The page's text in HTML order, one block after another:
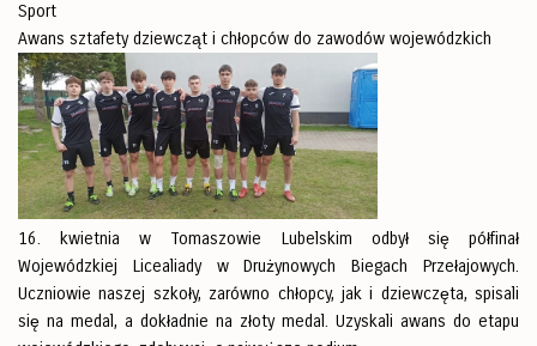
Sport
Awans sztafety dziewcząt i chłopców do zawodów wojewódzkich
16. kwietnia w Tomaszowie Lubelskim odbył się półfinał
Wojewódzkiej Licealiady w Drużynowych Biegach Przełajowych.
Uczniowie naszej szkoły, zarówno chłopcy, jak i dziewczęta, spisali
się na medal, a dokładnie na złoty medal. Uzyskali awans do etapu